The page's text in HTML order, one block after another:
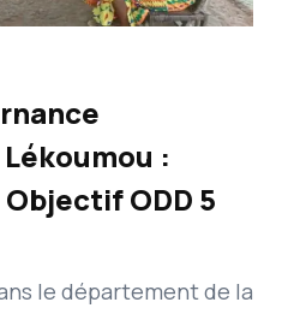
:
ODD 5
le département de la